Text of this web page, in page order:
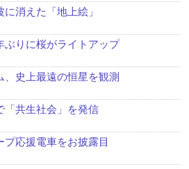
消えた「地上絵」
ぶりに桜がライトアップ
史上最遠の恒星を観測
「共生社会」を発信
プ応援電車をお披露目